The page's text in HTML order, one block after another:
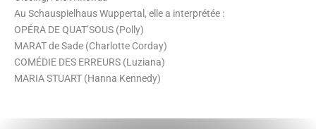
Au Schauspielhaus Wuppertal, elle a interprétée :
OPÉRA DE QUAT’SOUS (Polly)
MARAT de Sade (Charlotte Corday)
COMÉDIE DES ERREURS (Luziana)
MARIA STUART (Hanna Kennedy)